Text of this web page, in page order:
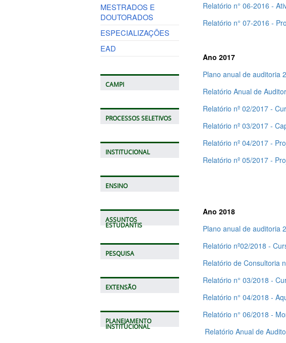
MESTRADOS E
DOUTORADOS
ESPECIALIZAÇÕES
EAD
CAMPI
PROCESSOS SELETIVOS
INSTITUCIONAL
ENSINO
ASSUNTOS
ESTUDANTIS
PESQUISA
EXTENSÃO
PLANEJAMENTO
INSTITUCIONAL
Relatório n° 06-2016 -
Relatório n° 07-2016 -
Ano 2017
Plano anual de auditoria
Relatório Anual de
Relatório nº 02/2017 -
Relatório nº 03/2017 -
Relatório nº 04/2017 -
Relatório nº 05/2017 -
Ano 2018
Plano anual de auditoria
Relatório nº02/2018 -
Relatório de Consultoria
Relatório n° 03/2018 -
Relatório n° 04/2018 -
Relatório n° 06/2018 -
Relatório Anual de